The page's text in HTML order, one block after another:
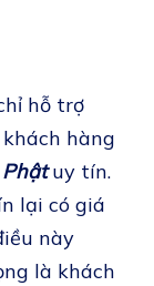
hỗ trợ
hàng
uy tín.
lại có giá
này
là khách